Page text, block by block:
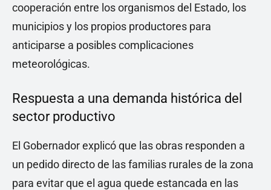
cooperación entre los organismos del Estado, los
municipios y los propios productores para
anticiparse a posibles complicaciones
meteorológicas.
Respuesta a una demanda histórica del
sector productivo
El Gobernador explicó que las obras responden a
un pedido directo de las familias rurales de la zona
para evitar que el agua quede estancada en las